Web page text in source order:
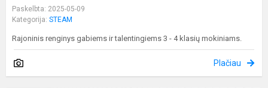
Paskelbta: 2025-05-09
Kategorija: STEAM
Rajoninis renginys gabiems ir talentingiems 3 - 4 klasių mokiniams.
Plačiau